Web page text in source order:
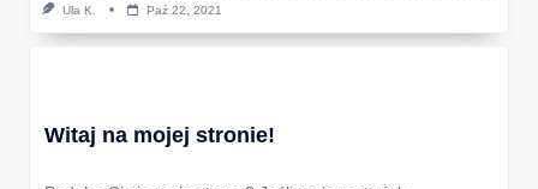
Ula K. Paź 22, 2021
Witaj na mojej stronie!